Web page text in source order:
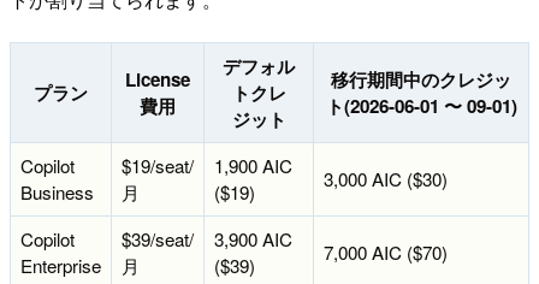
プラン
License
費用
デフォル
トクレ
ジット
移行期間中のクレジッ
ト(2026-06-01 〜 09-01)
Copilot
Business
$19/seat/
月
1,900 AIC
($19)
3,000 AIC ($30)
Copilot
Enterprise
$39/seat/
月
3,900 AIC
($39)
7,000 AIC ($70)